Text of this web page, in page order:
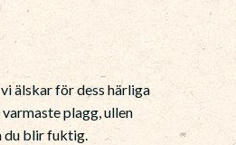
älskar för dess härliga
plagg, ullen
du blir fuktig.